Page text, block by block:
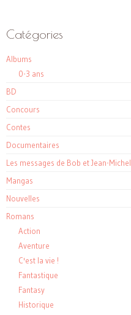
Catégories
Albums
0-3 ans
BD
Concours
Contes
Documentaires
Les messages de Bob et Jean-Michel
Mangas
Nouvelles
Romans
Action
Aventure
C'est la vie !
Fantastique
Fantasy
Historique